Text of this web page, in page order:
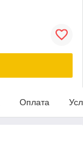
Оплата